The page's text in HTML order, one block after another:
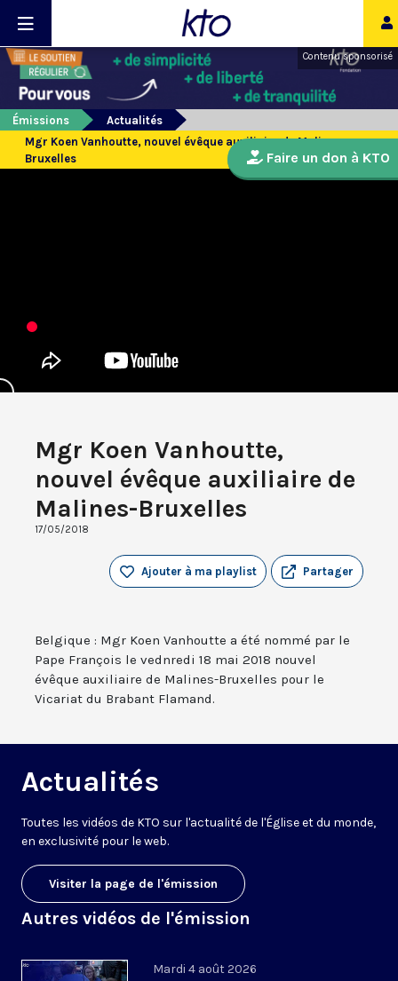
Contenu sponsorisé
Émissions
Actualités
Mgr Koen Vanhoutte, nouvel évêque auxiliaire de Malines-
Bruxelles
Mgr Koen Vanhoutte,
nouvel évêque auxiliaire de
Malines-Bruxelles
17/05/2018
Partager
Ajouter à ma playlist
Belgique : Mgr Koen Vanhoutte a été nommé par le
Pape François le vednredi 18 mai 2018 nouvel
évêque auxiliaire de Malines-Bruxelles pour le
Vicariat du Brabant Flamand.
Actualités
Toutes les vidéos de KTO sur l'actualité de l'Église et du monde,
en exclusivité pour le web.
Visiter la page de l'émission
Autres vidéos de l'émission
Mardi 4 août 2026
Faire un don à KTO